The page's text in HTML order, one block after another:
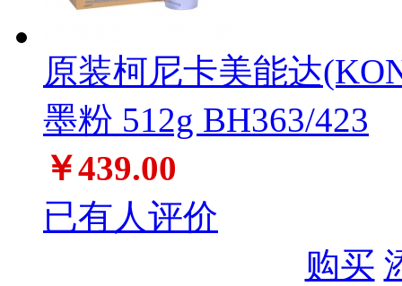
原装柯尼卡美能达
墨粉 512g BH363/423
￥439.00
已有人评价
购买